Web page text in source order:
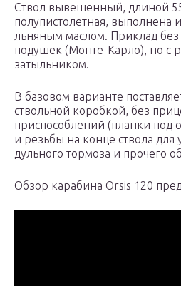
Ствол вывешенный, длиной
полупистолетная, выполнена
льняным маслом. Приклад
подушек (Монте-Карло), но с
затыльником.
В базовом варианте
ствольной коробкой, без
приспособлений (планки под
и резьбы на конце ствола для
дульного тормоза и прочего
Обзор карабина Orsis 120